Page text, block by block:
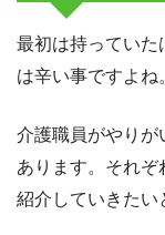
最初は持っていた
は辛い事ですよね
介護職員がやりが
あります。それぞ
紹介していきたい